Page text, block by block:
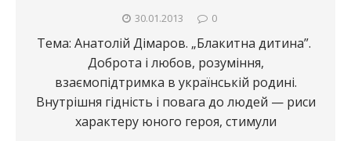
30.01.2013 0
Тема: Анатолій Дімаров. „Блакитна дитина”.
Доброта і любов, розуміння,
взаємопідтримка в українській родині.
Внутрішня гідність і повага до людей — риси
характеру юного героя, стимули